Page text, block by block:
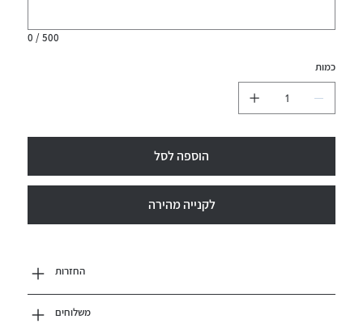
0 / 500
כמות
הוספה לסל
לקנייה מהירה
החזרות
משלוחים